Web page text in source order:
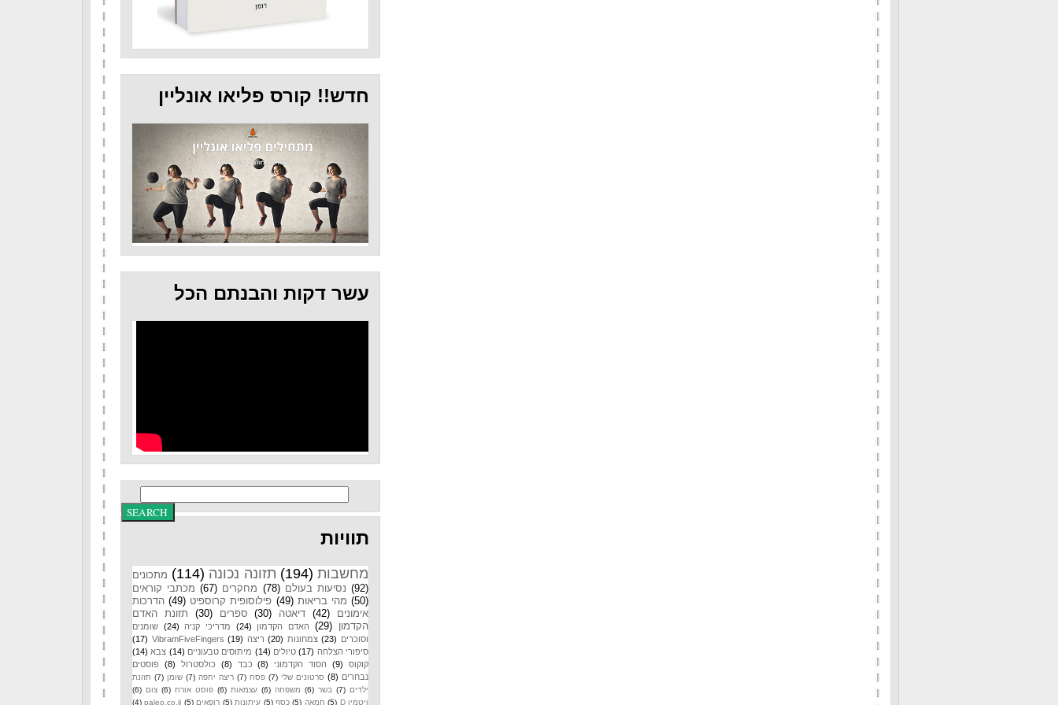
חדש!! קורס פליאו אונליין
עשר דקות והבנתם הכל
תוויות
מחשבות (194) תזונה נכונה (114) מתכונים
(92) נסיעות בעולם (78) מחקרים (67) מכתבי קוראים
(50) מהי בריאות (49) פילוסופית קרוספיט (49) הדרכות
אימונים
(42) דיאטה (30) ספרים (30)
תזונת האדם
הקדמון (29) האדם הקדמון (24) מדריכי קניה (24) שומנים
וסוכרים (23) צמחונות (20) ריצה (19)
VibramFiveFingers
(17)
סיפורי הצלחה (17) טיולים (14) מיתוסים טבעוניים (14) צבא (14)
קוקוס
(9) הסוד הקדמוני (8) כבד (8) כולסטרול (8)
פוסטים
נבחרים (8) סרטונים שלי (7) פסח (7) ריצה יחפה (7) שומן (7) תזונת
ילדים (7) בשר (6) משפחה (6) עצמאות (6) פוסט אורח (6) צום (6)
ויטמין D
(5) חמאה (5) כסף (5) עיתונות (5) רופאים (5)
paleo.co.il
(4)